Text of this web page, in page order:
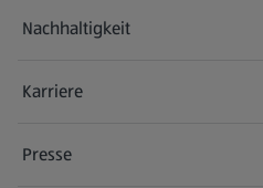
Nachhaltigkeit
Karriere
Presse